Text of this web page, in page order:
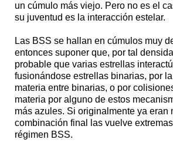
un cúmulo más viejo. Pero no es el
su juventud es la interacción estelar.
Las BSS se hallan en cúmulos muy
entonces suponer que, por tal
probable que varias estrellas
fusionándose estrellas binarias, por
materia entre binarias, o por
materia por alguno de estos
más azules. Si originalmente ya eran
combinación final las vuelve
régimen BSS.